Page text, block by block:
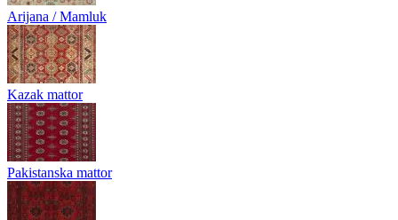
Arijana / Mamluk
Kazak mattor
Pakistanska mattor